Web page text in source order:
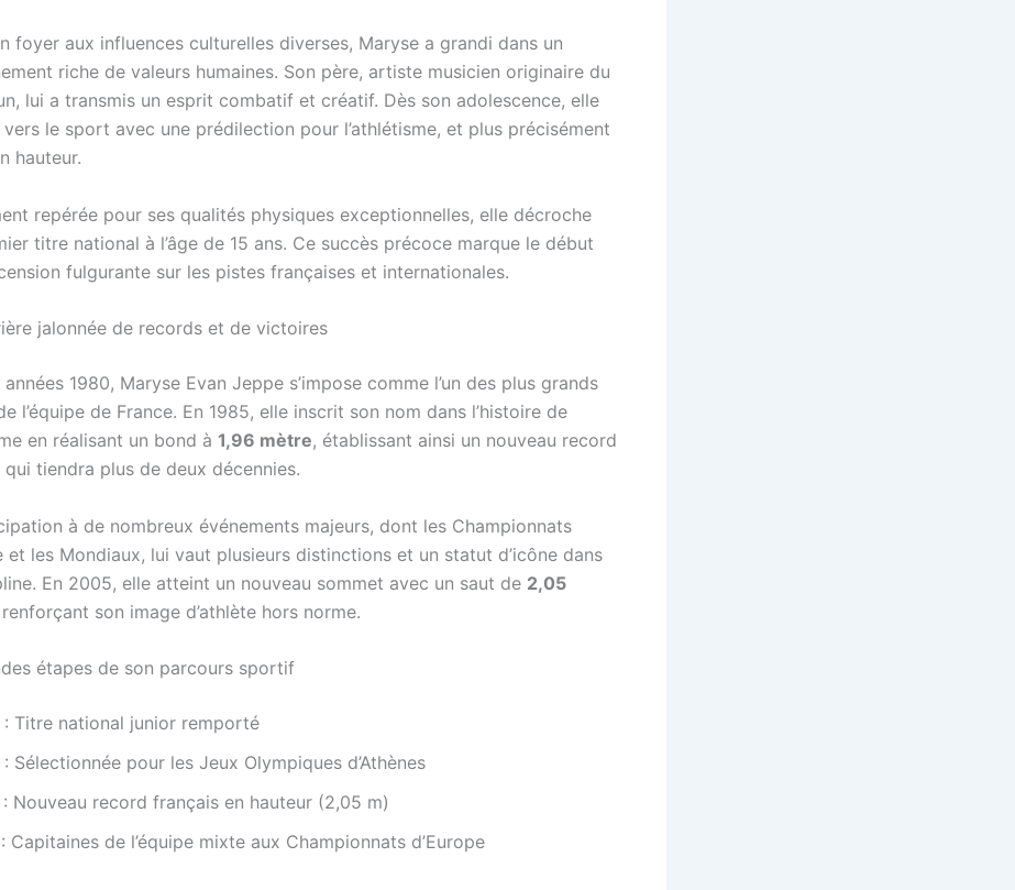
foyer aux influences culturelles diverses, Maryse a grandi dans un
riche de valeurs humaines. Son père, artiste musicien originaire du
lui a transmis un esprit combatif et créatif. Dès son adolescence, elle
vers le sport avec une prédilection pour l’athlétisme, et plus précisément
hauteur.
repérée pour ses qualités physiques exceptionnelles, elle décroche
titre national à l’âge de 15 ans. Ce succès précoce marque le début
fulgurante sur les pistes françaises et internationales.
jalonnée de records et de victoires
années 1980, Maryse Evan Jeppe s’impose comme l’un des plus grands
l’équipe de France. En 1985, elle inscrit son nom dans l’histoire de
en réalisant un bond à 1,96 mètre, établissant ainsi un nouveau record
qui tiendra plus de deux décennies.
à de nombreux événements majeurs, dont les Championnats
et les Mondiaux, lui vaut plusieurs distinctions et un statut d’icône dans
En 2005, elle atteint un nouveau sommet avec un saut de 2,05
renforçant son image d’athlète hors norme.
étapes de son parcours sportif
: Titre national junior remporté
: Sélectionnée pour les Jeux Olympiques d’Athènes
: Nouveau record français en hauteur (2,05 m)
: Capitaines de l’équipe mixte aux Championnats d’Europe